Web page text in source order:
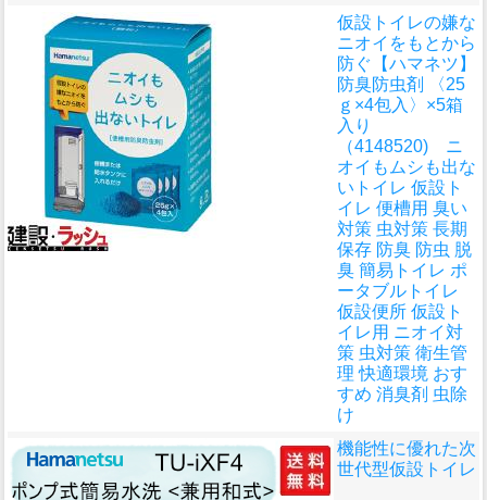
仮設トイレの嫌な
ニオイをもとから
防ぐ 【ハマネツ】
防臭防虫剤 〈25
ｇ×4包入〉×5箱
入り
（4148520) ニ
オイもムシも出な
いトイレ 仮設ト
イレ 便槽用 臭い
対策 虫対策 長期
保存 防臭 防虫 脱
臭 簡易トイレ ポ
ータブルトイレ
仮設便所 仮設ト
イレ用 ニオイ対
策 虫対策 衛生管
理 快適環境 おす
すめ 消臭剤 虫除
け
機能性に優れた次
世代型仮設トイレ